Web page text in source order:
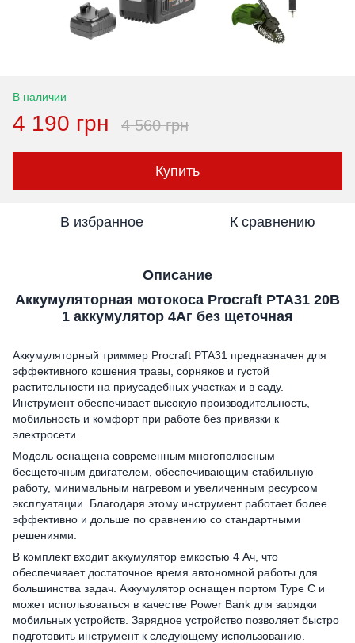
В наличии
4 190 грн 4 560 грн
Купить
В избранное К сравнению
Описание
Аккумуляторная мотокоса Procraft PTA31 20В
1 аккумулятор 4Аг без щеточная
Аккумуляторный триммер Procraft PTA31 предназначен для
эффективного кошения травы, сорняков и густой
растительности на приусадебных участках и в саду.
Инструмент обеспечивает высокую производительность,
мобильность и комфорт при работе без привязки к
электросети.
Модель оснащена современным многополюсным
бесщеточным двигателем, обеспечивающим стабильную
работу, минимальным нагревом и увеличенным ресурсом
эксплуатации. Благодаря этому инструмент работает более
эффективно и дольше по сравнению со стандартными
решениями.
В комплект входит аккумулятор емкостью 4 Ач, что
обеспечивает достаточное время автономной работы для
большинства задач. Аккумулятор оснащен портом Type C и
может использоваться в качестве Power Bank для зарядки
мобильных устройств. Зарядное устройство позволяет быстро
подготовить инструмент к следующему использованию.